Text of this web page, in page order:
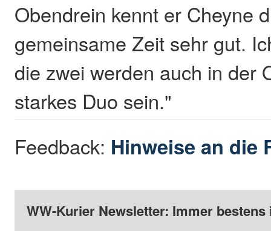
Obendrein kennt er Cheyne
gemeinsame Zeit sehr gut.
die zwei werden auch in der
starkes Duo sein."
Feedback: Hinweise an die
WW-Kurier Newsletter: Immer